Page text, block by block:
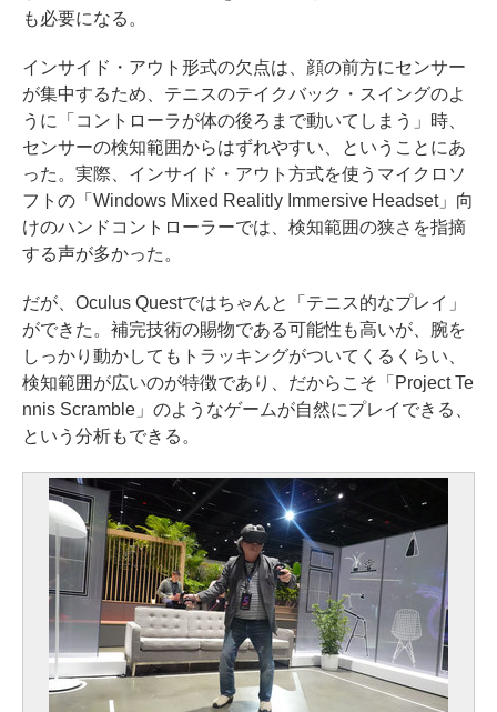
も必要になる。
インサイド・アウト形式の欠点は、顔の前方にセンサー
が集中するため、テニスのテイクバック・スイングのよ
うに「コントローラが体の後ろまで動いてしまう」時、
センサーの検知範囲からはずれやすい、ということにあ
った。実際、インサイド・アウト方式を使うマイクロソ
フトの「Windows Mixed Realitly Immersive Headset」向
けのハンドコントローラーでは、検知範囲の狭さを指摘
する声が多かった。
だが、Oculus Questではちゃんと「テニス的なプレイ」
ができた。補完技術の賜物である可能性も高いが、腕を
しっかり動かしてもトラッキングがついてくるくらい、
検知範囲が広いのが特徴であり、だからこそ「Project Te
nnis Scramble」のようなゲームが自然にプレイできる、
という分析もできる。